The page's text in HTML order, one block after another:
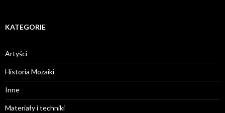
KATEGORIE
Artyści
Historia Mozaiki
Inne
Materiały i techniki